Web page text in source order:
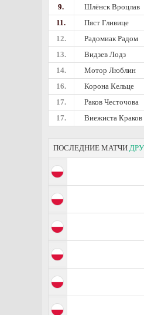
9. Шлёнск Вроцлав
11.
Пяст Гливице
12.
Радомиак Радом
13.
Видзев Лодз
14.
Мотор Люблин
16.
Корона Кельце
17.
Раков Честочова
17.
Виежиста Краков
ПОСЛЕДНИЕ МАТЧИ